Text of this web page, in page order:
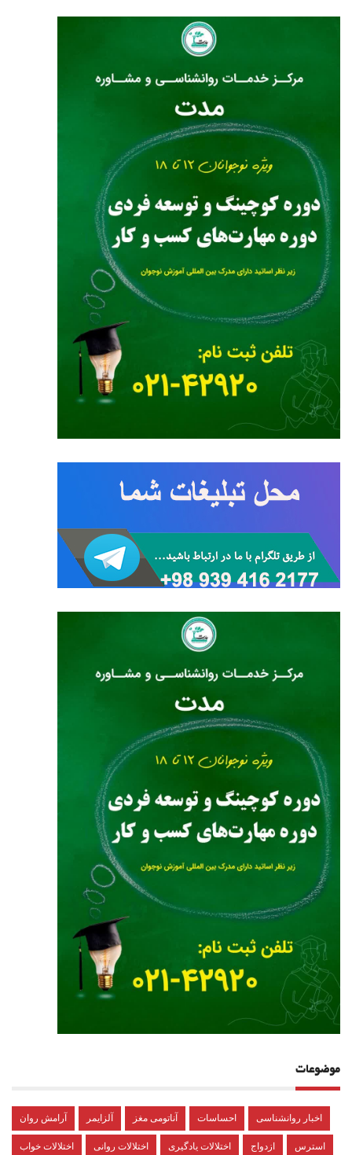
موضوعات
آرامش روان آلزایمر آناتومی مغز احساسات اخبار روانشناسی
اختلالات خواب اختلالات روانی اختلالات یادگیری ازدواج استرس